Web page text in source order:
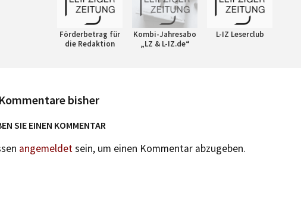
Förderbetrag für
die Redaktion
Kombi-Jahresabo
„LZ & L-IZ.de“
L-IZ Leserclub
bisher
SIE EINEN KOMMENTAR
angemeldetsein, um einen Kommentar abzugeben.